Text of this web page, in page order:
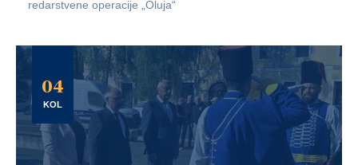
redarstvene operacije „Oluja“
04
KOL